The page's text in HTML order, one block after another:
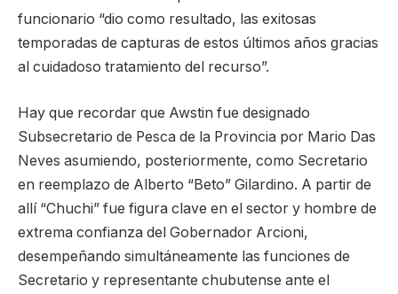
funcionario “dio como resultado, las exitosas
temporadas de capturas de estos últimos años gracias
al cuidadoso tratamiento del recurso”.
Hay que recordar que Awstin fue designado
Subsecretario de Pesca de la Provincia por Mario Das
Neves asumiendo, posteriormente, como Secretario
en reemplazo de Alberto “Beto” Gilardino. A partir de
allí “Chuchi” fue figura clave en el sector y hombre de
extrema confianza del Gobernador Arcioni,
desempeñando simultáneamente las funciones de
Secretario y representante chubutense ante el